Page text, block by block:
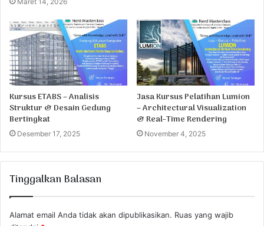
Kursus ETABS – Analisis
Struktur & Desain Gedung
Bertingkat
Desember 17, 2025
Jasa Kursus Pelatihan Lumion
– Architectural Visualization
& Real-Time Rendering
November 4, 2025
Tinggalkan Balasan
Alamat email Anda tidak akan dipublikasikan. Ruas yang wajib